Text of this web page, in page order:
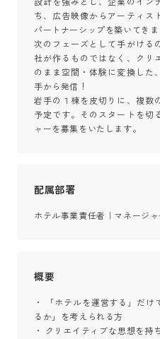
ち、広告映像からアーティス
パートナーシップを築いてきま
次のフェーズとして手がける
社が作るものではなく、クリ
のまま空間・体験に変換した
手から発信！
岩手の１棟を皮切りに、複数
予定です。そのスタートを切
ャーを募集をいたします。
配属部署
ホテル事業責任者｜マネージ
概要
・ 「ホテルを運営する」だ
るか」を考えられる方
・ クリエイティブな思想を持